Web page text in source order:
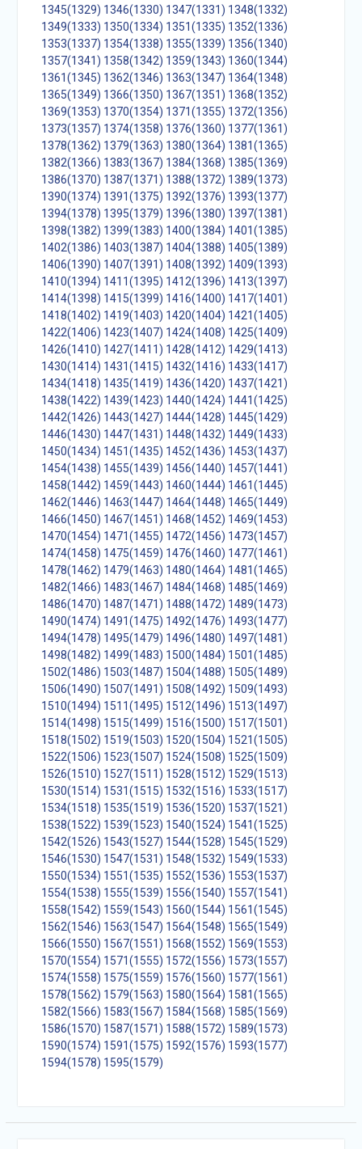
1345(1329) 1346(1330) 1347(1331) 1348(1332)
1349(1333) 1350(1334) 1351(1335) 1352(1336)
1353(1337) 1354(1338) 1355(1339) 1356(1340)
1357(1341) 1358(1342) 1359(1343) 1360(1344)
1361(1345) 1362(1346) 1363(1347) 1364(1348)
1365(1349) 1366(1350) 1367(1351) 1368(1352)
1369(1353) 1370(1354) 1371(1355) 1372(1356)
1373(1357) 1374(1358) 1376(1360) 1377(1361)
1378(1362) 1379(1363) 1380(1364) 1381(1365)
1382(1366) 1383(1367) 1384(1368) 1385(1369)
1386(1370) 1387(1371) 1388(1372) 1389(1373)
1390(1374) 1391(1375) 1392(1376) 1393(1377)
1394(1378) 1395(1379) 1396(1380) 1397(1381)
1398(1382) 1399(1383) 1400(1384) 1401(1385)
1402(1386) 1403(1387) 1404(1388) 1405(1389)
1406(1390) 1407(1391) 1408(1392) 1409(1393)
1410(1394) 1411(1395) 1412(1396) 1413(1397)
1414(1398) 1415(1399) 1416(1400) 1417(1401)
1418(1402) 1419(1403) 1420(1404) 1421(1405)
1422(1406) 1423(1407) 1424(1408) 1425(1409)
1426(1410) 1427(1411) 1428(1412) 1429(1413)
1430(1414) 1431(1415) 1432(1416) 1433(1417)
1434(1418) 1435(1419) 1436(1420) 1437(1421)
1438(1422) 1439(1423) 1440(1424) 1441(1425)
1442(1426) 1443(1427) 1444(1428) 1445(1429)
1446(1430) 1447(1431) 1448(1432) 1449(1433)
1450(1434) 1451(1435) 1452(1436) 1453(1437)
1454(1438) 1455(1439) 1456(1440) 1457(1441)
1458(1442) 1459(1443) 1460(1444) 1461(1445)
1462(1446) 1463(1447) 1464(1448) 1465(1449)
1466(1450) 1467(1451) 1468(1452) 1469(1453)
1470(1454) 1471(1455) 1472(1456) 1473(1457)
1474(1458) 1475(1459) 1476(1460) 1477(1461)
1478(1462) 1479(1463) 1480(1464) 1481(1465)
1482(1466) 1483(1467) 1484(1468) 1485(1469)
1486(1470) 1487(1471) 1488(1472) 1489(1473)
1490(1474) 1491(1475) 1492(1476) 1493(1477)
1494(1478) 1495(1479) 1496(1480) 1497(1481)
1498(1482) 1499(1483) 1500(1484) 1501(1485)
1502(1486) 1503(1487) 1504(1488) 1505(1489)
1506(1490) 1507(1491) 1508(1492) 1509(1493)
1510(1494) 1511(1495) 1512(1496) 1513(1497)
1514(1498) 1515(1499) 1516(1500) 1517(1501)
1518(1502) 1519(1503) 1520(1504) 1521(1505)
1522(1506) 1523(1507) 1524(1508) 1525(1509)
1526(1510) 1527(1511) 1528(1512) 1529(1513)
1530(1514) 1531(1515) 1532(1516) 1533(1517)
1534(1518) 1535(1519) 1536(1520) 1537(1521)
1538(1522) 1539(1523) 1540(1524) 1541(1525)
1542(1526) 1543(1527) 1544(1528) 1545(1529)
1546(1530) 1547(1531) 1548(1532) 1549(1533)
1550(1534) 1551(1535) 1552(1536) 1553(1537)
1554(1538) 1555(1539) 1556(1540) 1557(1541)
1558(1542) 1559(1543) 1560(1544) 1561(1545)
1562(1546) 1563(1547) 1564(1548) 1565(1549)
1566(1550) 1567(1551) 1568(1552) 1569(1553)
1570(1554) 1571(1555) 1572(1556) 1573(1557)
1574(1558) 1575(1559) 1576(1560) 1577(1561)
1578(1562) 1579(1563) 1580(1564) 1581(1565)
1582(1566) 1583(1567) 1584(1568) 1585(1569)
1586(1570) 1587(1571) 1588(1572) 1589(1573)
1590(1574) 1591(1575) 1592(1576) 1593(1577)
1594(1578) 1595(1579)